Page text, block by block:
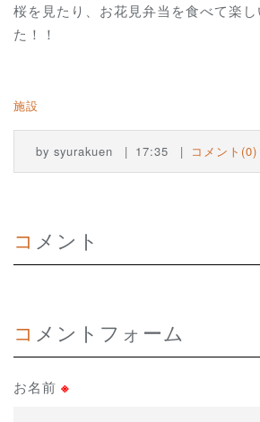
桜を見たり、お花見弁当を食べて楽
た！！
施設
by syurakuen 17:35 コメント(0)
コメント
コメントフォーム
お名前 ※